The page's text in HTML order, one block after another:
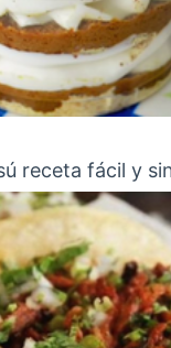
receta fácil y